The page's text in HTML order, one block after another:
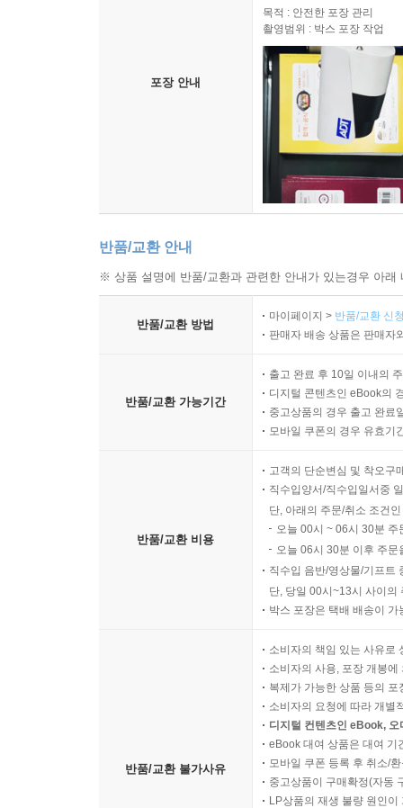
포장 안내
목적 : 안전한 포장 관리
촬영범위 : 박스 포장 작업
반품/교환 안내
※ 상품 설명에 반품/교환과 관련한 안내가 있는경우 아
반품/교환 방법
마이페이지 > 반품/교환 신
판매자 배송 상품은 판매자
반품/교환 가능기간
출고 완료 후 10일 이내의
디지털 콘텐츠인 eBook의
중고상품의 경우 출고 완료
모바일 쿠폰의 경우 유효기
반품/교환 비용
고객의 단순변심 및 착오구
직수입양서/직수입일서중
단, 아래의 주문/취소 조건
오늘 00시 ~ 06시 30분
오늘 06시 30분 이후 주
직수입 음반/영상물/기프트
단, 당일 00시~13시 사이의
박스 포장은 택배 배송이
반품/교환 불가사유
소비자의 책임 있는 사유로
소비자의 사용, 포장 개봉
복제가 가능한 상품 등의
소비자의 요청에 따라 개별
디지털 컨텐츠인 eBook,
eBook 대여 상품은 대여 기
모바일 쿠폰 등록 후 취소/
중고상품이 구매확정(자동
LP상품의 재생 불량 원인